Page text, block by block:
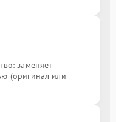
заменяет
(оригинал или